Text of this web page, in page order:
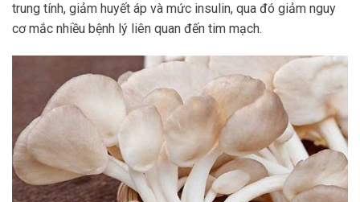
trung tính, giảm huyết áp và mức insulin, qua đó giảm nguy
cơ mắc nhiều bệnh lý liên quan đến tim mạch.